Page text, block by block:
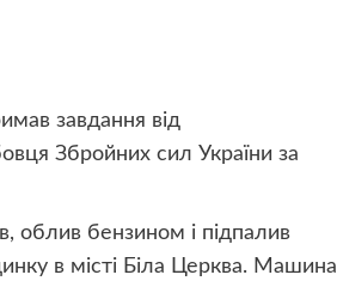
завдання від
Збройних сил України за
облив бензином і підпалив
в місті Біла Церква. Машина